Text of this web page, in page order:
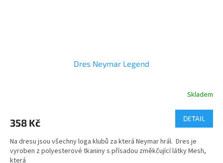
Dres Neymar Legend
je
z
5
Skladem
358 Kč DETAIL
Na dresu jsou všechny loga klubů za která Neymar hrál. Dres je
vyroben z polyesterové tkaniny s přísadou změkčující látky Mesh,
která